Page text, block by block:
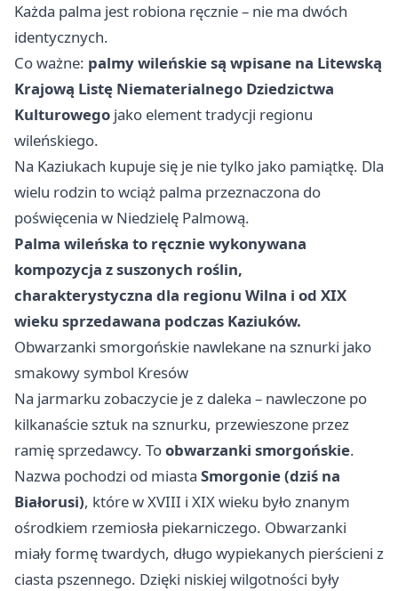
Każda palma jest robiona ręcznie – nie ma dwóch
identycznych.
Co ważne: palmy wileńskie są wpisane na Litewską
Krajową Listę Niematerialnego Dziedzictwa
Kulturowego jako element tradycji regionu
wileńskiego.
Na Kaziukach kupuje się je nie tylko jako pamiątkę. Dla
wielu rodzin to wciąż palma przeznaczona do
poświęcenia w Niedzielę Palmową.
Palma wileńska to ręcznie wykonywana
kompozycja z suszonych roślin,
charakterystyczna dla regionu Wilna i od XIX
wieku sprzedawana podczas Kaziuków.
Obwarzanki smorgońskie nawlekane na sznurki jako
smakowy symbol Kresów
Na jarmarku zobaczycie je z daleka – nawleczone po
kilkanaście sztuk na sznurku, przewieszone przez
ramię sprzedawcy. Toobwarzanki smorgońskie.
Nazwa pochodzi od miasta Smorgonie (dziś na
Białorusi), które w XVIII i XIX wieku było znanym
ośrodkiem rzemiosła piekarniczego. Obwarzanki
miały formę twardych, długo wypiekanych pierścieni z
ciasta pszennego. Dzięki niskiej wilgotności były